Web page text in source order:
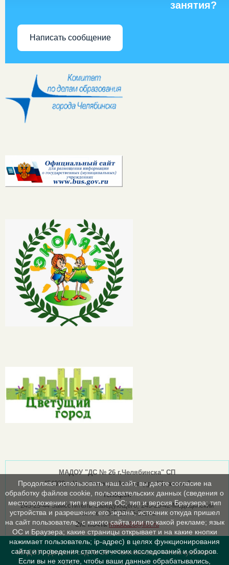
занятия?
Написать сообщение
МАДОУ "ДС № 26 г.Челябинска" СП
454030, г.Челябинск ул.Александра Шмакова,6
Телефон
245-25-44 Заместитель Заведующего; 245-25-42-Медицинский
кабинет; 245-25-43-Вахта
Эл. почта madou26@list.ru
МАДОУ «Детский сад № 26 г. Челябинска» «Жемчужинка»
Продолжая использовать наш сайт, вы даете согласие на
обработку файлов cookie, пользовательских данных (сведения о
местоположении; тип и версия ОС; тип и версия Браузера; тип
устройства и разрешение его экрана; источник откуда пришел
на сайт пользователь; с какого сайта или по какой рекламе; язык
ОС и Браузера; какие страницы открывает и на какие кнопки
нажимает пользователь; ip-адрес) в целях функционирования
сайта и проведения статистических исследований и обзоров.
Если вы не хотите, чтобы ваши данные обрабатывались,